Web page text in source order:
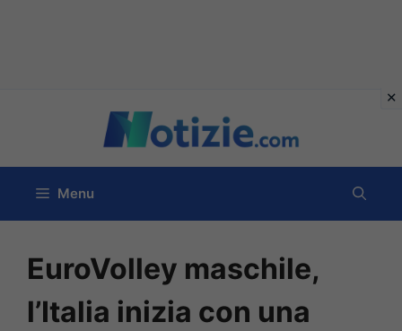
contenuto
Menu
EuroVolley maschile,
l’Italia inizia con una